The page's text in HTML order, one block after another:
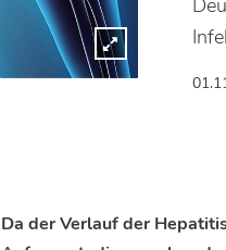
Da der Verlauf der